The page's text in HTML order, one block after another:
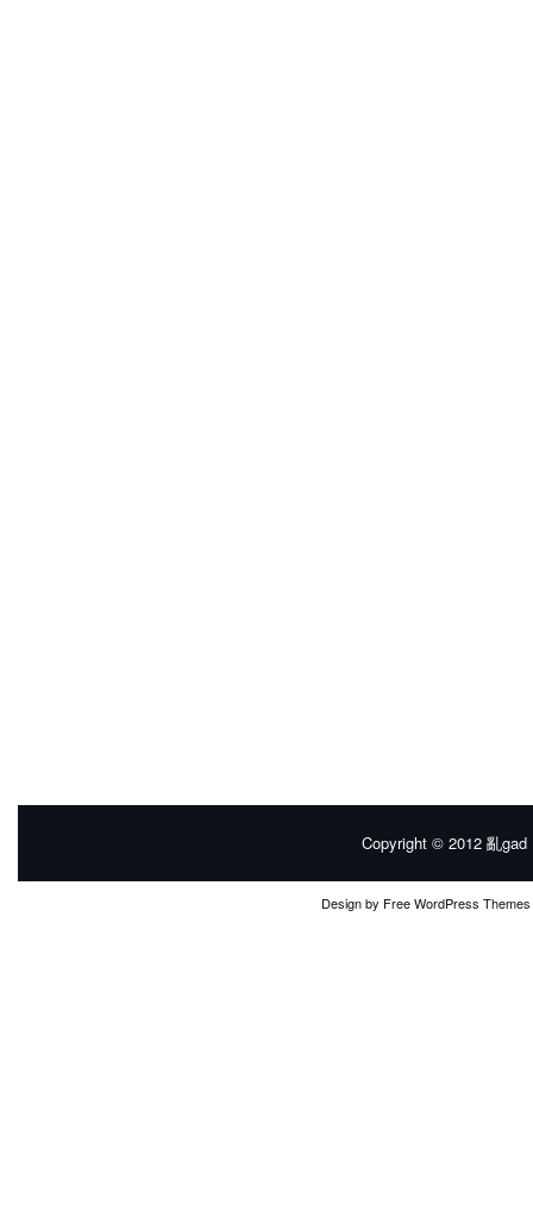
Copyright © 2012 亂gad
Design by Free WordPress Themes